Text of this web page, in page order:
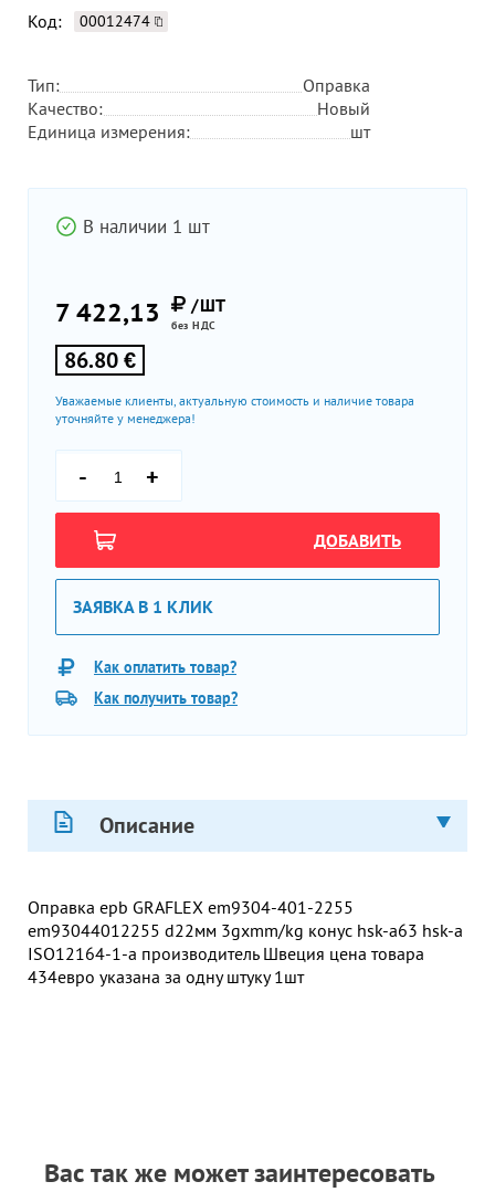
Код: 00012474
Тип:
Оправка
Качество:
Новый
Единица измерения:
шт
В наличии 1 шт
7 422,13 /ШТ
без НДС
86.80 €
Уважаемые клиенты, актуальную стоимость и наличие товара
уточняйте у менеджера!
- +
ДОБАВИТЬ
ЗАЯВКА В 1 КЛИК
Как оплатить товар?
Как получить товар?
Описание
Оправка epb GRAFLEX em9304-401-2255
em93044012255 d22мм 3gхmm/kg конус hsk-a63 hsk-a
ISO12164-1-a производитель Швеция цена товара
434евро указана за одну штуку 1шт
Вас так же может заинтересовать